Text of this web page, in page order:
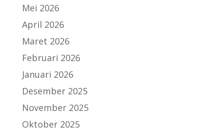
Mei 2026
April 2026
Maret 2026
Februari 2026
Januari 2026
Desember 2025
November 2025
Oktober 2025